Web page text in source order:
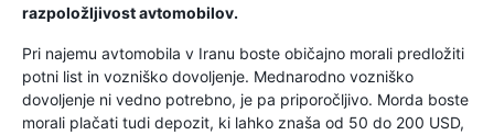
razpoložljivost avtomobilov.
Pri najemu avtomobila v Iranu boste običajno morali predložiti
potni list in vozniško dovoljenje. Mednarodno vozniško
dovoljenje ni vedno potrebno, je pa priporočljivo. Morda boste
morali plačati tudi depozit, ki lahko znaša od 50 do 200 USD,